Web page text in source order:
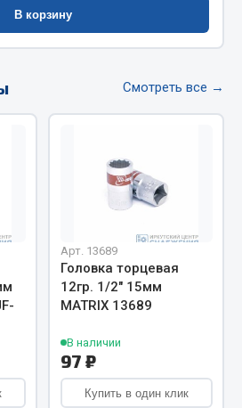
ещё
В корзину
Смотреть все →
Арт. 13689
Головка торцевая
12гр. 1/2" 15мм
MATRIX 13689
В наличии
97 ₽
Купить в один клик